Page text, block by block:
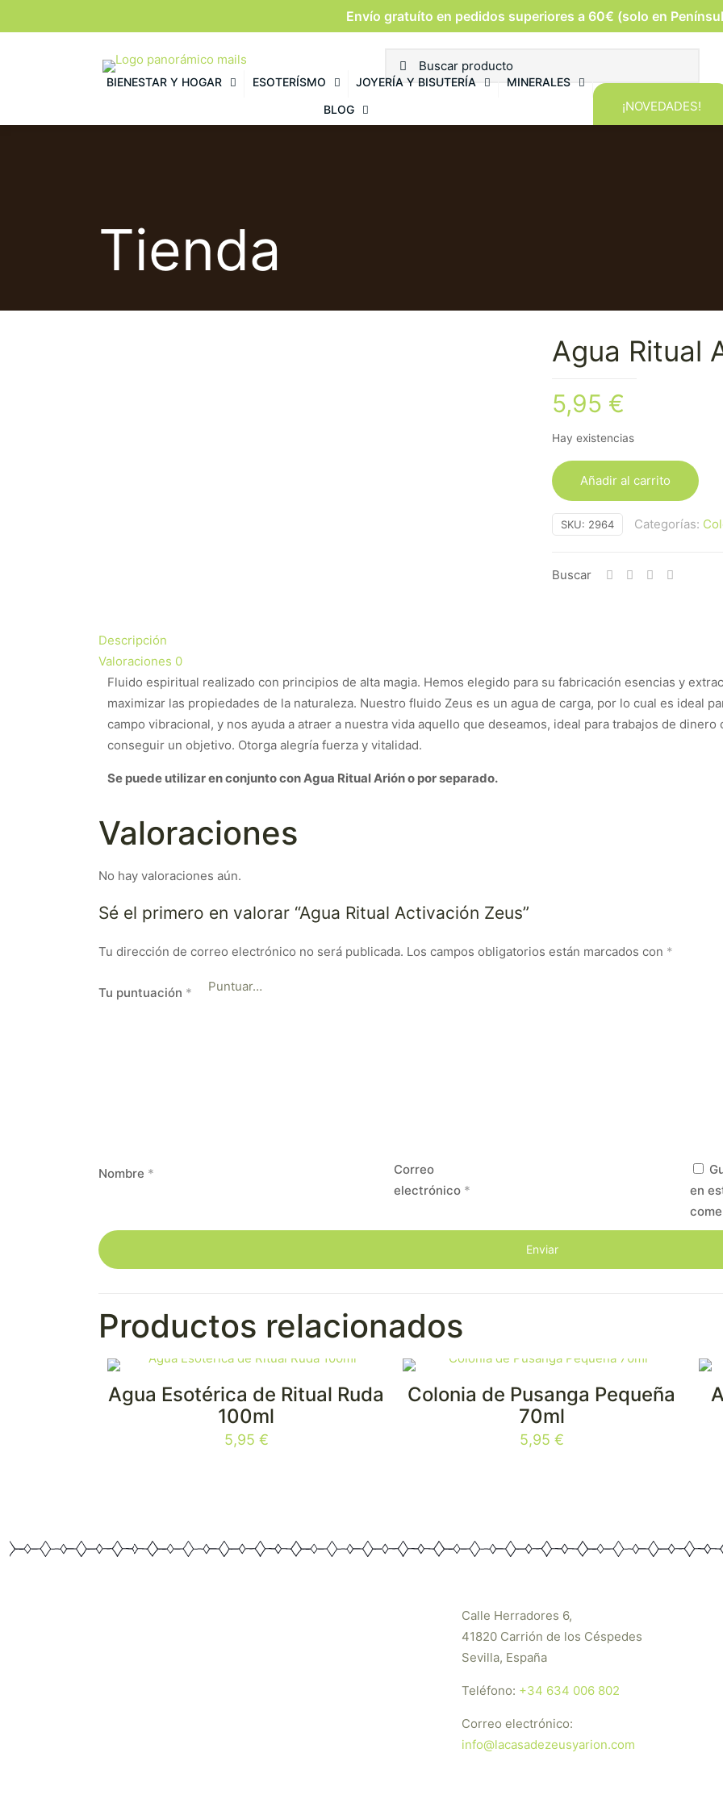
Envío gratuíto en pedidos superiores a 60€ (solo en
BIENESTAR Y HOGAR ESOTERÍSMO JOYERÍA Y BISUTERÍA
MINERALES
BLOG
¡NOVEDADES!
Tienda
Agua Ritual
5,95 €
Hay existencias
Añadir al carrito
SKU: 2964 Categorías:
Buscar
Descripción
Valoraciones 0
Fluido espiritual realizado con principios de alta magia. Hemos elegido para su fabricación esencias y
maximizar las propiedades de la naturaleza. Nuestro fluido Zeus es un agua de carga, por lo cual es ideal
campo vibracional, y nos ayuda a atraer a nuestra vida aquello que deseamos, ideal para trabajos de
conseguir un objetivo. Otorga alegría fuerza y vitalidad.
Se puede utilizar en conjunto con Agua Ritual Arión o por separado.
Valoraciones
No hay valoraciones aún.
Sé el primero en valorar “Agua Ritual Activación Zeus”
Tu dirección de correo electrónico no será publicada. Los campos obligatorios están marcados con *
Tu puntuación *
Nombre *
Correo
electrónico *
en
Productos relacionados
Agua Esotérica de Ritual Ruda
100ml
5,95 €
Colonia de Pusanga Pequeña
70ml
5,95 €
Calle Herradores 6,
41820 Carrión de los Céspedes
Sevilla, España
Teléfono: +34 634 006 802
Correo electrónico:
info@lacasadezeusyarion.com